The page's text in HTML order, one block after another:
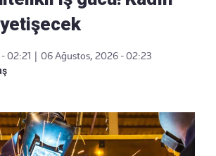
02:21
06 Ağustos, 2026 - 02:23